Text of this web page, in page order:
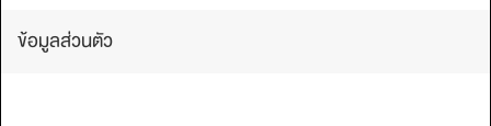
ข้อมูลส่วนตัว